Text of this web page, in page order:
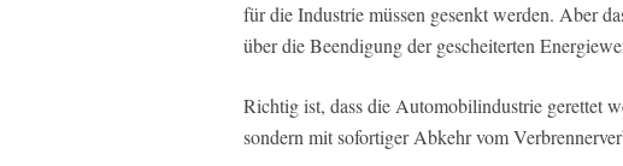
für die Industrie müssen gesenkt werden. Aber
über die Beendigung der gescheiterten
Richtig ist, dass die Automobilindustrie gerettet
sondern mit sofortiger Abkehr vom